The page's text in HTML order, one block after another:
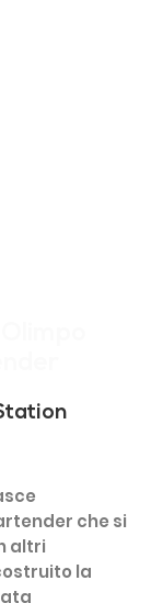
che si
altri
la